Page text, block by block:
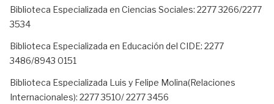
Biblioteca Especializada en Ciencias Sociales: 2277 3266/2277
3534
Biblioteca Especializada en Educación del CIDE: 2277
3486/8943 0151
Biblioteca Especializada Luis y Felipe Molina(Relaciones
Internacionales): 2277 3510/ 2277 3456